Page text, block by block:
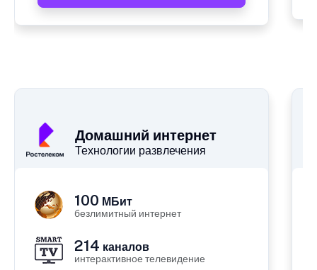
Домашний интернет
Технологии развлечения
100 МБит
безлимитный интернет
214 каналов
интерактивное телевидение